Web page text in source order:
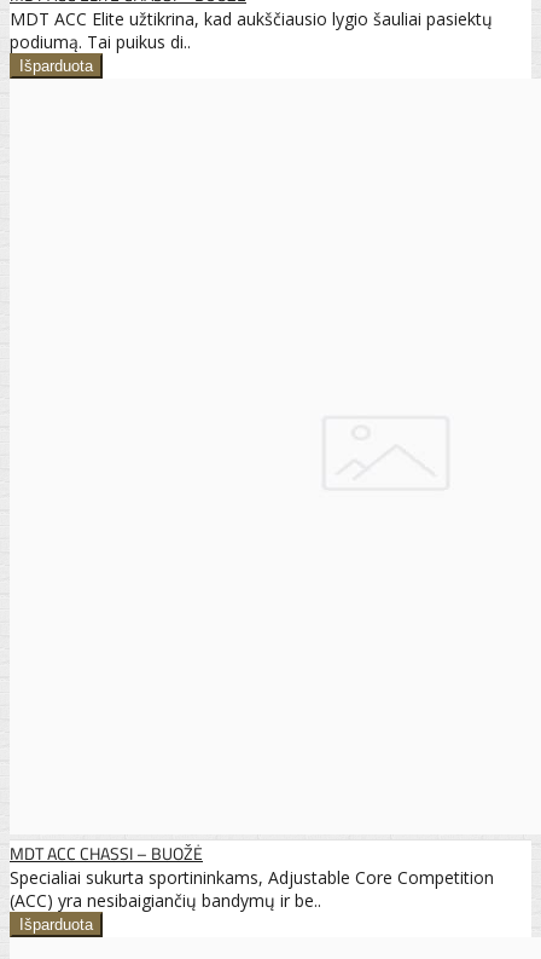
MDT ACC Elite užtikrina, kad aukščiausio lygio šauliai pasiektų
podiumą. Tai puikus di..
MDT ACC CHASSI – BUOŽĖ
Specialiai sukurta sportininkams, Adjustable Core Competition
(ACC) yra nesibaigiančių bandymų ir be..